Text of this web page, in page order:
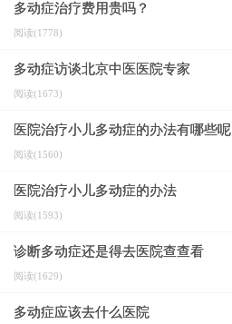
多动症治疗费用贵吗？
阅读(1778)
多动症访谈北京中医医院专家
阅读(1673)
医院治疗小儿多动症的办法有哪些呢
阅读(1560)
医院治疗小儿多动症的办法
阅读(1593)
诊断多动症还是得去医院查查看
阅读(1629)
多动症应该去什么医院